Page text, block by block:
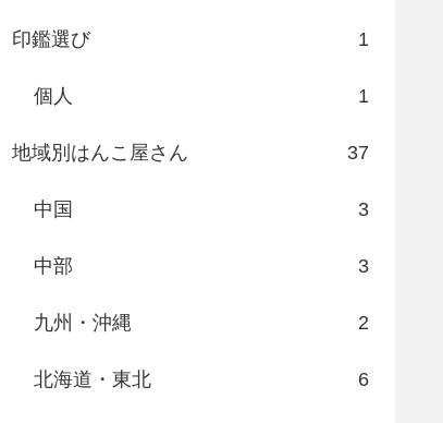
印鑑選び 1
個人 1
地域別はんこ屋さん 37
中国 3
中部 3
九州・沖縄 2
北海道・東北 6